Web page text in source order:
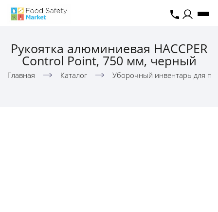
Рукоятка алюминиевая HACCPER
Control Point, 750 мм, черный
Главная Каталог Уборочный инвентарь для